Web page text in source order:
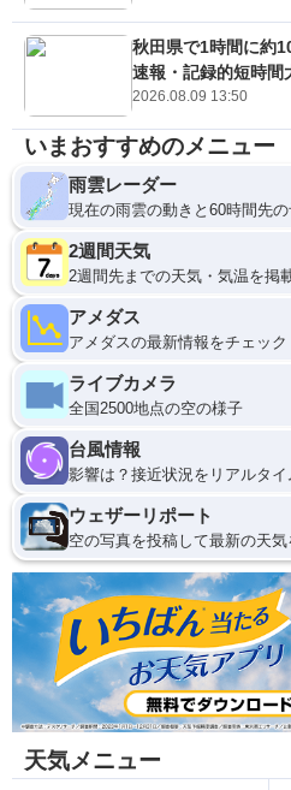
秋田県で1時間に約
速報・記録的短時間
2026.08.09 13:50
いまおすすめのメニュー
雨雲レーダー
現在の雨雲の動きと60時間先の
2週間天気
2週間先までの天気・気温を掲
アメダス
アメダスの最新情報をチェック
ライブカメラ
全国2500地点の空の様子
台風情報
影響は？接近状況をリアルタイ
ウェザーリポート
空の写真を投稿して最新の天
天気メニュー